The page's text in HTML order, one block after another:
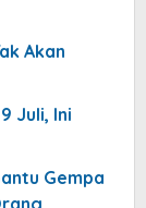
Akan
Juli, Ini
Gempa